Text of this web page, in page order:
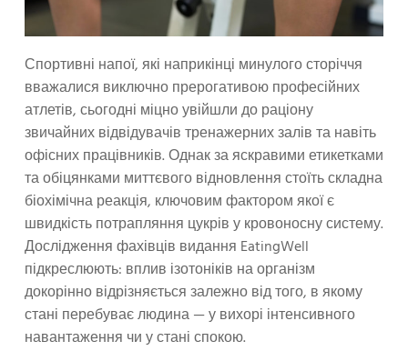
Спортивні напої, які наприкінці минулого сторіччя
вважалися виключно прерогативою професійних
атлетів, сьогодні міцно увійшли до раціону
звичайних відвідувачів тренажерних залів та навіть
офісних працівників. Однак за яскравими етикетками
та обіцянками миттєвого відновлення стоїть складна
біохімічна реакція, ключовим фактором якої є
швидкість потрапляння цукрів у кровоносну систему.
Дослідження фахівців видання EatingWell
підкреслюють: вплив ізотоніків на організм
докорінно відрізняється залежно від того, в якому
стані перебуває людина — у вихорі інтенсивного
навантаження чи у стані спокою.